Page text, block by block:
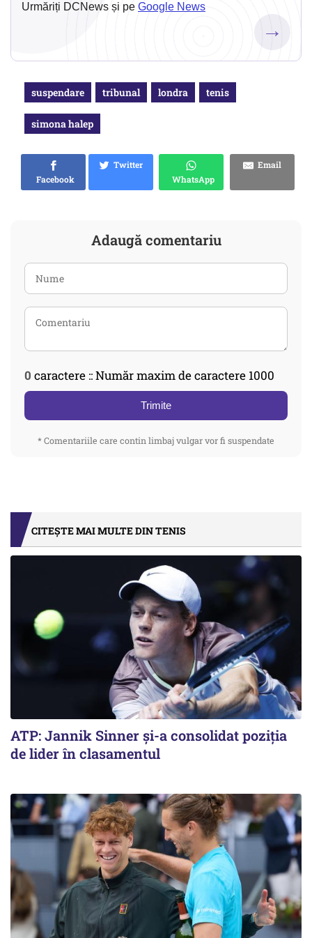
Urmăriți DCNews și pe Google News
→
suspendare tribunal londra tenis
simona halep
Facebook
Twitter
WhatsApp
Email
Adaugă comentariu
0 caractere :: Număr maxim de caractere 1000
Trimite
* Comentariile care contin limbaj vulgar vor fi suspendate
CITEȘTE MAI MULTE DIN TENIS
ATP: Jannik Sinner și-a consolidat poziția
de lider în clasamentul